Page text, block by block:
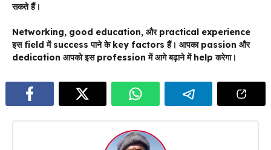
सकते हैं।
Networking, good education, और practical experience
इस field में success पाने के key factors हैं। आपका passion और
dedication आपको इस profession में आगे बढ़ाने में help करेगा।